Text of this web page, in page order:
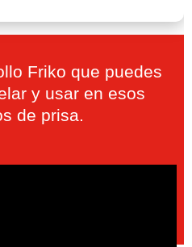
Friko que puedes
y usar en esos
de prisa.